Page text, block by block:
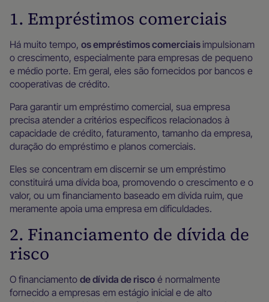
1. Empréstimos comerciais
Há muito tempo, os empréstimos comerciaisimpulsionam
o crescimento, especialmente para empresas de pequeno
e médio porte. Em geral, eles são fornecidos por bancos e
cooperativas de crédito.
Para garantir um empréstimo comercial, sua empresa
precisa atender a critérios específicos relacionados à
capacidade de crédito, faturamento, tamanho da empresa,
duração do empréstimo e planos comerciais.
Eles se concentram em discernir se um empréstimo
constituirá uma dívida boa, promovendo o crescimento e o
valor, ou um financiamento baseado em dívida ruim, que
meramente apoia uma empresa em dificuldades.
2. Financiamento de dívida de
risco
O financiamento de dívida de risco é normalmente
fornecido a empresas em estágio inicial e de alto